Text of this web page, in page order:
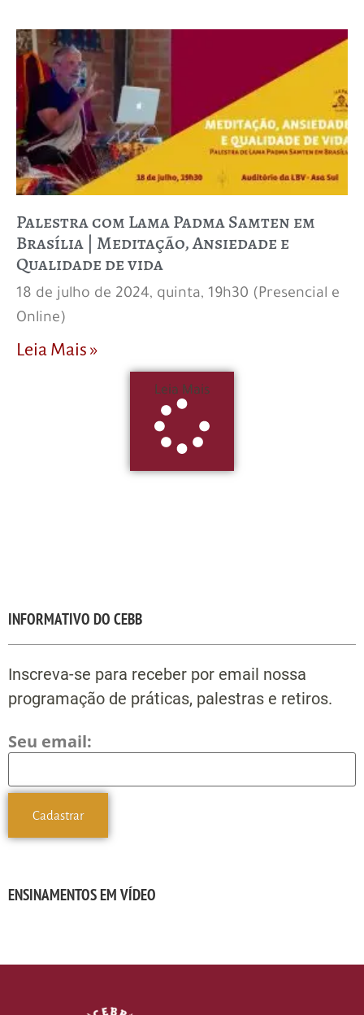
Palestra com Lama Padma Samten em
Brasília | Meditação, Ansiedade e
Qualidade de vida
18 de julho de 2024, quinta, 19h30 (Presencial e
Online)
Leia Mais »
Leia Mais
INFORMATIVO DO CEBB
Inscreva-se para receber por email nossa
programação de práticas, palestras e retiros.
Seu email:
ENSINAMENTOS EM VÍDEO